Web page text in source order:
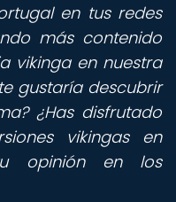
en tus redes
más contenido
vikinga en nuestra
gustaría descubrir
¿Has disfrutado
vikingas en
tu opinión en los